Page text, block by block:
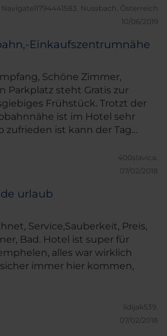
Navigate11794441583. Nussbach, Österreich
10/06/2019
Einkaufszentrumnähe
Schöne Zimmer,
Parkplatz steht Gratis zur
Frühstück. Trotzt der
ist im Hotel sehr
zufrieden ist kann der Tag
400slavica.
07/02/2018
urlaub
Service,Sauberkeit, Preis,
ist super für
alles war wirklich
immer hier kommen,
lidijak539.
07/02/2018